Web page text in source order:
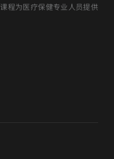
程为医疗保健专业人员提供